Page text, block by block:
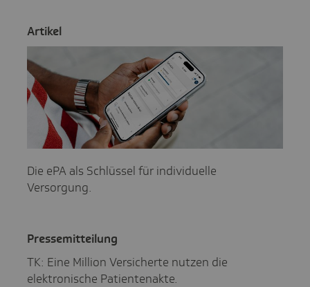
Artikel
Die ePA als Schlüssel für individuelle
Versorgung.
Pres­se­mit­tei­lung
TK: Eine Million Versicherte nutzen die
elektronische Patientenakte.